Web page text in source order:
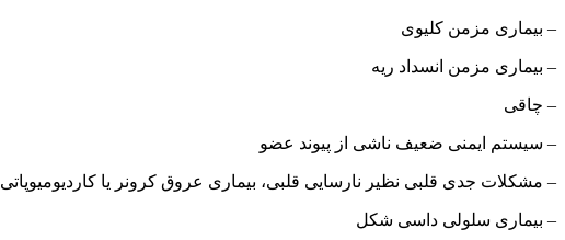
– بیماری مزمن کلیوی
– بیماری مزمن انسداد ریه
– چاقی
– سیستم ایمنی ضعیف ناشی از پیوند عضو
– مشکلات جدی قلبی نظیر نارسایی قلبی، بیماری عروق کرونر یا کاردیومیوپاتی
– بیماری سلولی داسی شکل